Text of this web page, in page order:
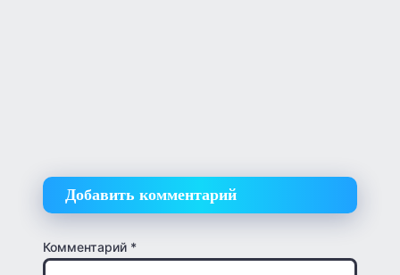
Добавить комментарий
Комментарий *